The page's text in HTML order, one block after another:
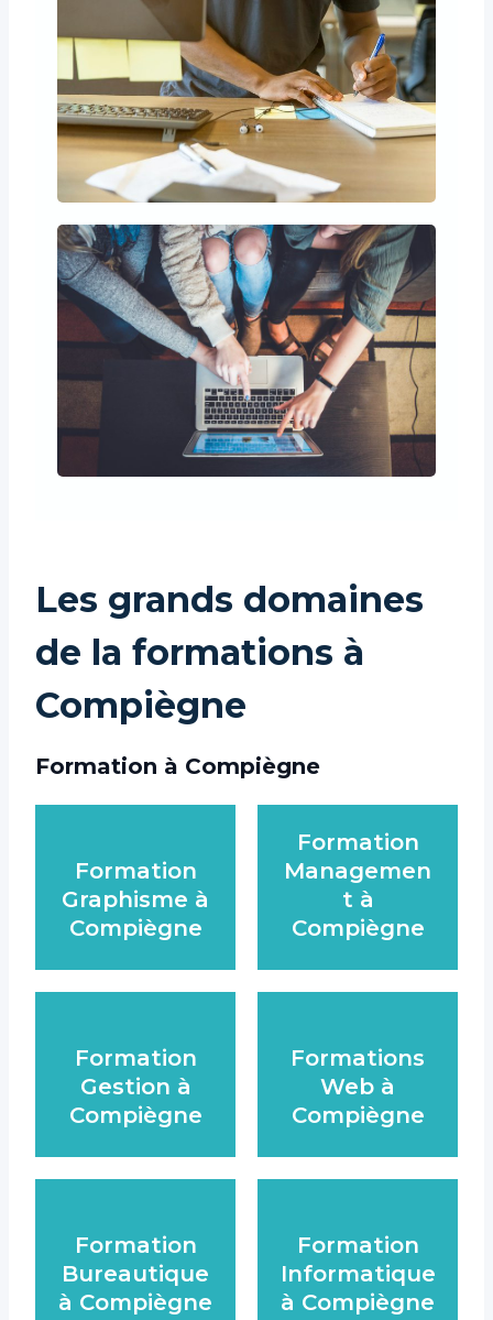
Les grands domaines
de la formations à
Compiègne
Formation à Compiègne
Formation
Graphisme à
Compiègne
Formation
Managemen
t à
Compiègne
Formation
Gestion à
Compiègne
Formations
Web à
Compiègne
Formation
Bureautique
à Compiègne
Formation
Informatique
à Compiègne